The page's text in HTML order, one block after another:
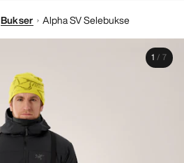
Bukser Alpha SV Selebukse
1 / 7